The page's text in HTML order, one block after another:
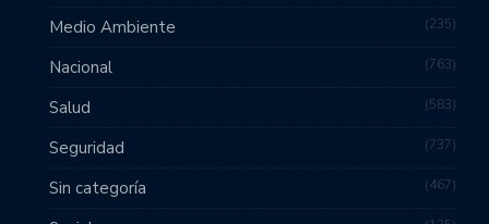
Medio Ambiente 235
Nacional 763
Salud 583
Seguridad 737
Sin categoría 467